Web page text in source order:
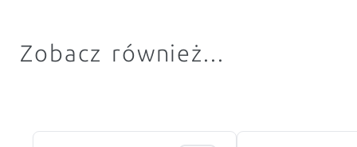
Zobacz również...